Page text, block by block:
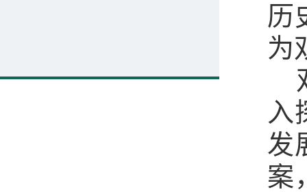
历
为
入
发
案